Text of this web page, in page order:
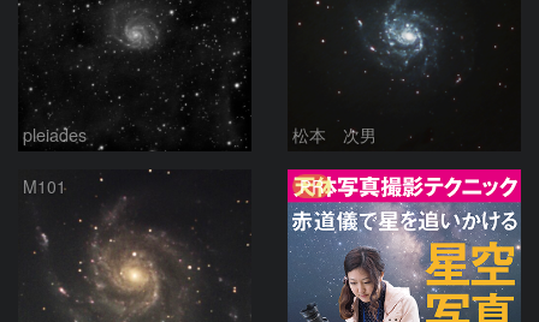
pleiades 松本 次男
M101 PR